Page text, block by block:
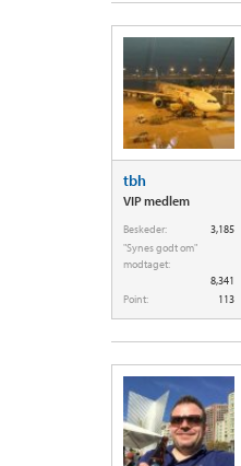
tbh
VIP medlem
Beskeder:
3,185
"Synes godt om"
modtaget:
8,341
Point:
113